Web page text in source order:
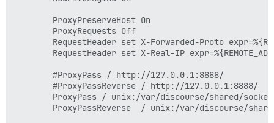
        ProxyPreserveHost On
        ProxyRequests Off
RequestHeader set X-Forwarded-Proto
RequestHeader set X-Real-IP
        #ProxyPass / http://127.0.0.1:8888/
        #ProxyPassReverse / http://127.0.0.1:8888/
ProxyPass / unix:/var/discourse/shared/
ProxyPassReverse  / unix:/var/discourse/